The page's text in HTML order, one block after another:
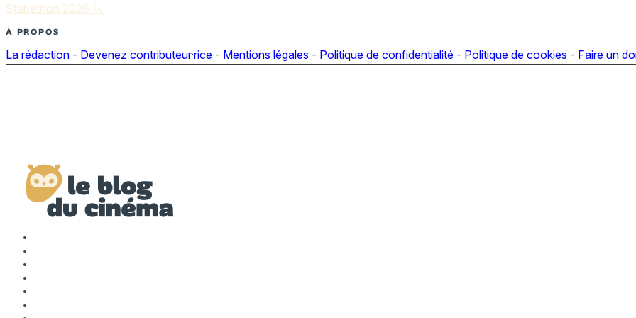
Stabathon 2026 🔪
À PROPOS
La rédaction - Devenez contributeur·rice - Mentions légales - Politique de confidentialité - Politique de cookies - Faire un